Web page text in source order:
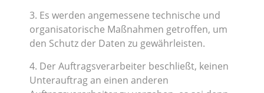
3. Es werden angemessene technische und
organisatorische Maßnahmen getroffen, um
den Schutz der Daten zu gewährleisten.
4. Der Auftragsverarbeiter beschließt, keinen
Unterauftrag an einen anderen